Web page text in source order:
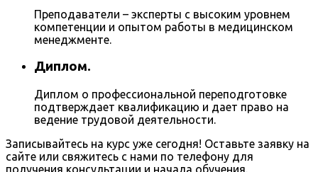
Преподаватели – эксперты с высоким уровнем
компетенции и опытом работы в медицинском
менеджменте.
Диплом.
Диплом о профессиональной переподготовке
подтверждает квалификацию и дает право на
ведение трудовой деятельности.
Записывайтесь на курс уже сегодня! Оставьте заявку на
сайте или свяжитесь с нами по телефону для
получения консультации и начала обучения.